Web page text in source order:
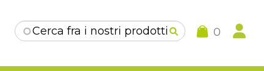
0
Form di ricerca